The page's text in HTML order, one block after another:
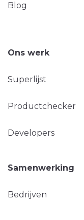
Blog
Ons werk
Superlijst
Productchecker
Developers
Samenwerking
Bedrijven